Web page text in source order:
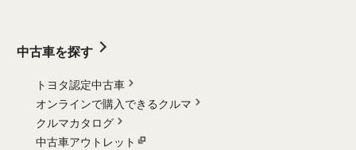
中古車を探す
トヨタ認定中古車
オンラインで購入できるクルマ
クルマカタログ
中古車アウトレット